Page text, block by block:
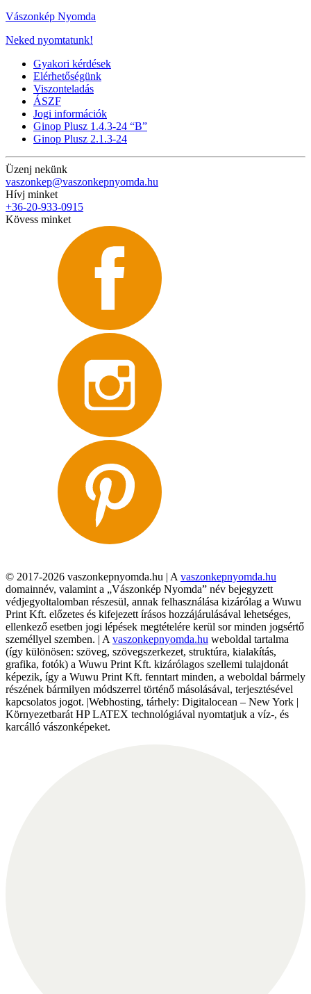
Vászonkép Nyomda
Neked nyomtatunk!
Gyakori kérdések
Elérhetőségünk
Viszonteladás
ÁSZF
Jogi információk
Ginop Plusz 1.4.3-24 “B”
Ginop Plusz 2.1.3-24
Üzenj nekünk
vaszonkep@vaszonkepnyomda.hu
Hívj minket
+36-20-933-0915
Kövess minket
© 2017-2026 vaszonkepnyomda.hu | A vaszonkepnyomda.hu
domainnév, valamint a „Vászonkép Nyomda” név bejegyzett
védjegyoltalomban részesül, annak felhasználása kizárólag a Wuwu
Print Kft. előzetes és kifejezett írásos hozzájárulásával lehetséges,
ellenkező esetben jogi lépések megtételére kerül sor minden jogsértő
személlyel szemben. | A vaszonkepnyomda.hu weboldal tartalma
(így különösen: szöveg, szövegszerkezet, struktúra, kialakítás,
grafika, fotók) a Wuwu Print Kft. kizárólagos szellemi tulajdonát
képezik, így a Wuwu Print Kft. fenntart minden, a weboldal bármely
részének bármilyen módszerrel történő másolásával, terjesztésével
kapcsolatos jogot. |Webhosting, tárhely: Digitalocean – New York |
Környezetbarát HP LATEX technológiával nyomtatjuk a víz-, és
karcálló vászonképeket.